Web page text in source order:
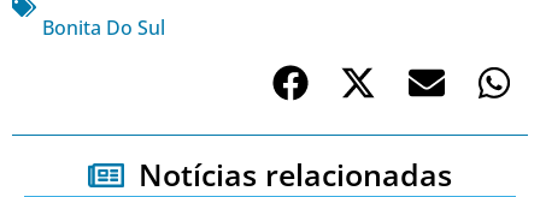
Bonita Do Sul
Notícias relacionadas